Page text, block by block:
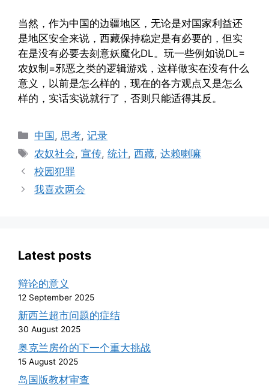
当然，作为中国的边疆地区，无论是对国家利益还
是地区安全来说，西藏保持稳定是有必要的，但实
在是没有必要去刻意妖魔化DL。玩一些例如说DL=
农奴制=邪恶之类的逻辑游戏，这样做实在没有什么
意义，以前是怎么样的，现在的各方观点又是怎么
样的，实话实说就行了，否则只能适得其反。
Categories
中国, 思考,记录
Tags
农奴社会,宣传,统计,西藏,达赖喇嘛
校园犯罪
我喜欢两会
Latest posts
辩论的意义
12 September 2025
新西兰超市问题的症结
30 August 2025
奥克兰房价的下一个重大挑战
15 August 2025
岛国版教材审查